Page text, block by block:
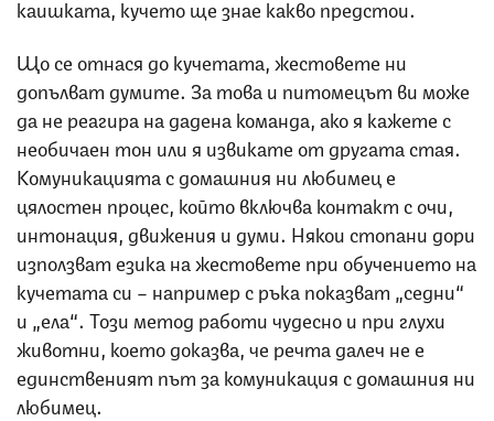
каишката, кучето ще знае какво предстои.
Що се отнася до кучетата, жестовете ни
допълват думите. За това и питомецът ви може
да не реагира на дадена команда, ако я кажете с
необичаен тон или я извикате от другата стая.
Комуникацията с домашния ни любимец е
цялостен процес, който включва контакт с очи,
интонация, движения и думи. Някои стопани дори
използват езика на жестовете при обучението на
кучетата си – например с ръка показват „седни“
и „ела“. Този метод работи чудесно и при глухи
животни, което доказва, че речта далеч не е
единственият път за комуникация с домашния ни
любимец.